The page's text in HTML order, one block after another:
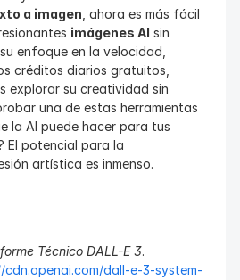
a imagen , ahora es más fácil
imágenes AI sin
enfoque en la velocidad,
créditos diarios gratuitos,
explorar su creatividad sin
una de estas herramientas
la AI puede hacer para tus
El potencial para la
artística es inmenso.
Técnico DALL-E 3.
dall-e-3-system-